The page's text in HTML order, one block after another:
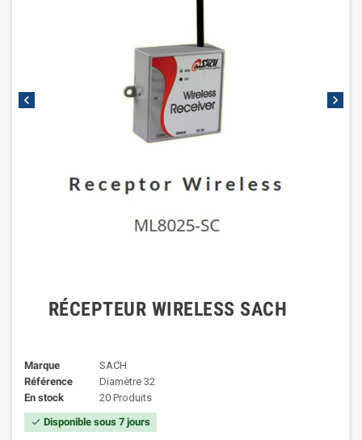
chevron_left chevron_right
RÉCEPTEUR WIRELESS SACH
Marque
SACH
Référence
Diamètre 32
En stock
20 Produits
check Disponible sous 7 jours